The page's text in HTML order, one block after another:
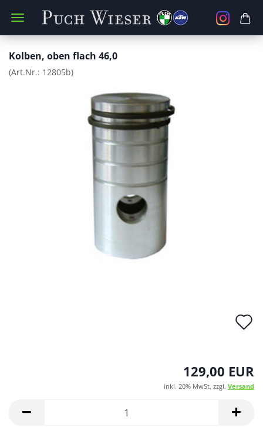
Kolben, oben flach 46,0
(Art.Nr.: 12805b)
129,00 EUR
inkl. 20% MwSt. zzgl. Versand